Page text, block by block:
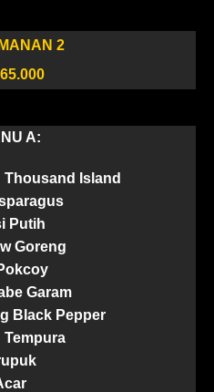
2
A:
Thousand Island
Putih
Goreng
Garam
Black Pepper
Tempura